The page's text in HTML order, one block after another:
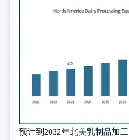
预计到2032年北美乳制品加